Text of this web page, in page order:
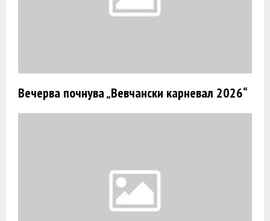
Вечерва почнува „Вевчански карневал 2026“